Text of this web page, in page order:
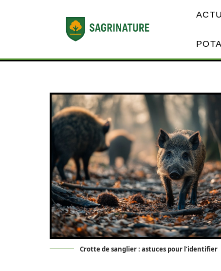
ACTU
Crotte de sanglier : astuces pour l’identifier